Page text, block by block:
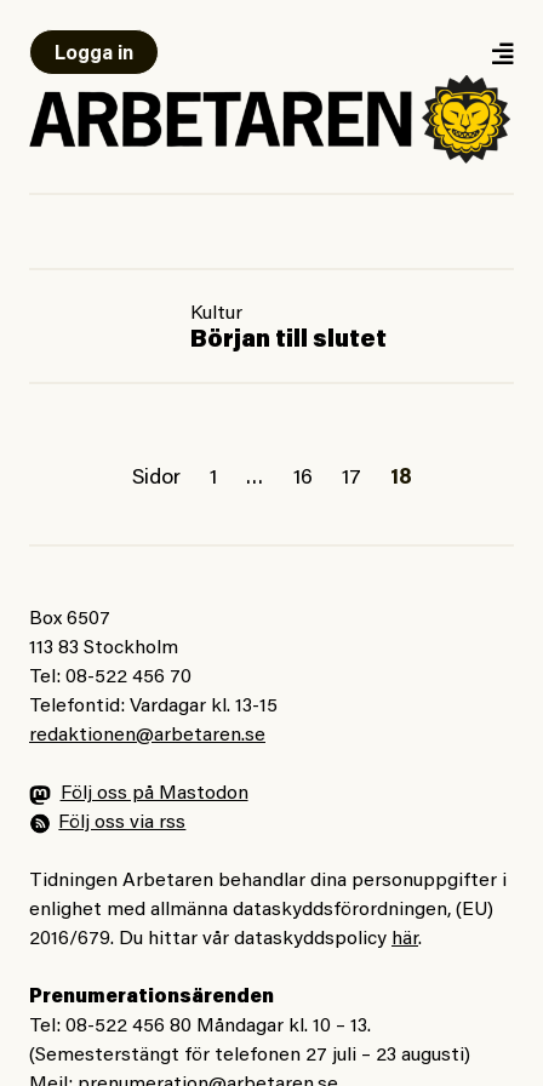
Logga in
Kultur
Början till slutet
Sidor 1 … 16 17 18
Box 6507
113 83 Stockholm
Tel: 08-522 456 70
Telefontid: Vardagar kl. 13-15
redaktionen@arbetaren.se
Följ oss på Mastodon
Följ oss via rss
Tidningen Arbetaren behandlar dina personuppgifter i
enlighet med allmänna dataskyddsförordningen, (EU)
2016/679. Du hittar vår dataskyddspolicy här.
Prenumerationsärenden
Tel: 08-522 456 80 Måndagar kl. 10 – 13.
(Semesterstängt för telefonen 27 juli – 23 augusti)